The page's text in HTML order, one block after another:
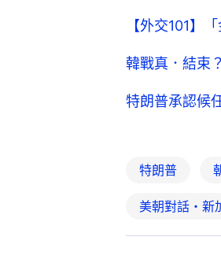
【外交101】
韓戰真．結束
特朗普承認候
特朗普
美朝對話・新